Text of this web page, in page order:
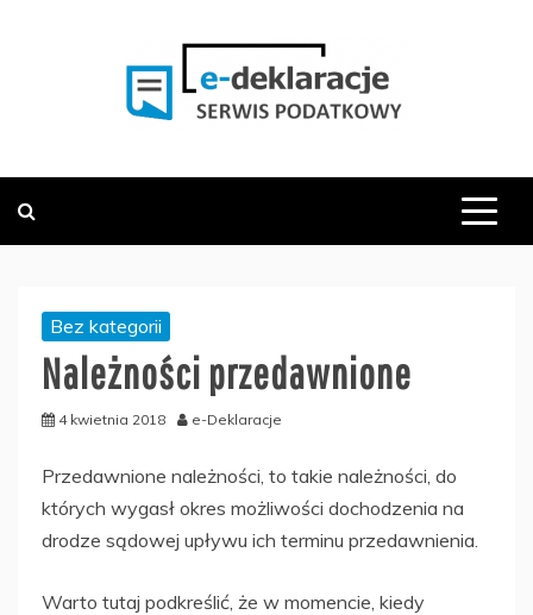
Bez kategorii
Należności przedawnione
4 kwietnia 2018 e-Deklaracje
Przedawnione należności, to takie należności, do
których wygasł okres możliwości dochodzenia na
drodze sądowej upływu ich terminu przedawnienia.
Warto tutaj podkreślić, że w momencie, kiedy